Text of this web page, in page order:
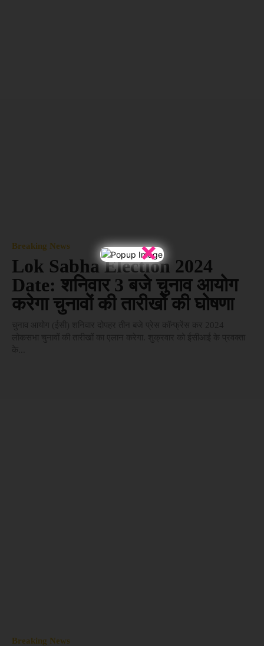
×
Breaking News
Lok Sabha Election 2024
Date: शनिवार 3 बजे चुनाव आयोग
करेगा चुनावों की तारीखों की घोषणा
चुनाव आयोग (ईसी) शनिवार दोपहर तीन बजे प्रेस कॉन्फ्रेंस कर 2024
लोकसभा चुनावों की तारीखों का एलान करेगा. शुक्रवार को ईसीआई के प्रवक्ता
Breaking News